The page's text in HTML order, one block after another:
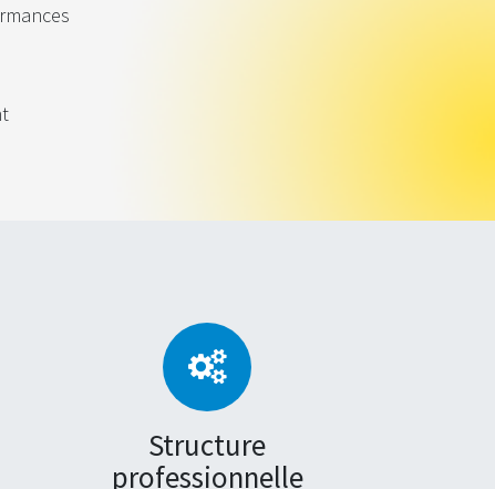
Structure
professionnelle